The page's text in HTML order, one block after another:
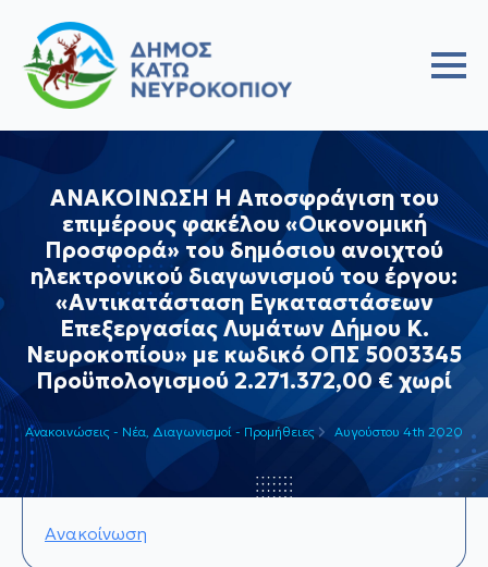
ΑΝΑΚΟΙΝΩΣΗ H Aποσφράγιση του
επιμέρους φακέλου «Οικονομική
Προσφορά» του δημόσιου ανοιχτού
ηλεκτρονικού διαγωνισμού του έργου:
«Αντικατάσταση Εγκαταστάσεων
Επεξεργασίας Λυμάτων Δήμου Κ.
Νευροκοπίου» με κωδικό ΟΠΣ 5003345
Προϋπολογισμού 2.271.372,00 € χωρί
Ανακοινώσεις - Νέα Διαγωνισμοί - Προμήθειες Αυγούστου 4th 2020
Ανακοίνωση